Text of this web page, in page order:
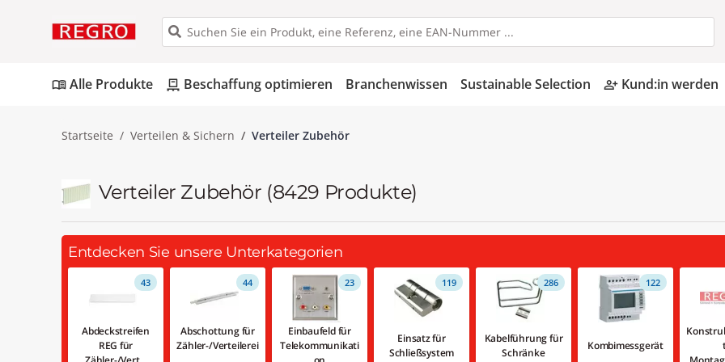
menu_bookAlle Produkte pallet Beschaffung optimieren Branchenwissen Sustainable Selection person_add_alt Kund:in werden
Startseite Verteilen & Sichern Verteiler Zubehör
Verteiler Zubehör (8429 Produkte)
Entdecken Sie unsere Unterkategorien
43
Abdeckstreifen
REG für
44
Abschottung für
Zähler-/Verteilerei
23
Einbaufeld für
Telekommunikati
119
Einsatz für
Schließsystem
286
Kabelführung für
Schränke
122
Kombimessgerät